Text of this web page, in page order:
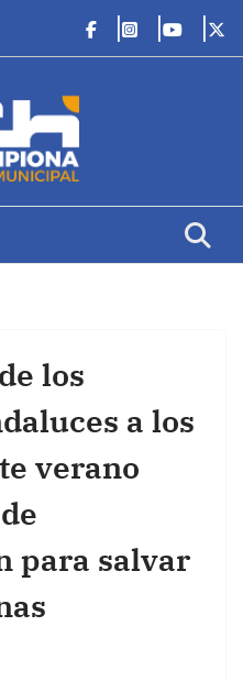
los
a los
verano
para salvar